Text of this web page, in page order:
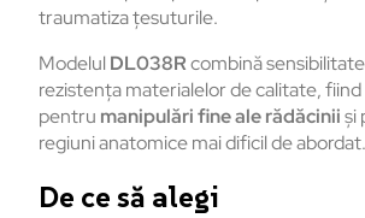
traumatiza țesuturile.
ModelulDL038Rcombină
rezistența materialelor de calitate,
pentru manipulări fine ale rădăciniiși
regiuni anatomice mai dificil de abordat.
De ce să alegi